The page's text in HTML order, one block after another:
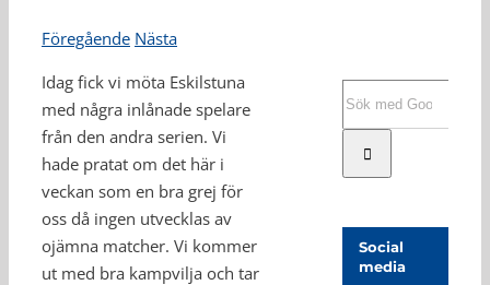
Föregående Nästa
Idag fick vi möta Eskilstuna
med några inlånade spelare
från den andra serien. Vi
hade pratat om det här i
veckan som en bra grej för
oss då ingen utvecklas av
ojämna matcher. Vi kommer
ut med bra kampvilja och tar
Social
media